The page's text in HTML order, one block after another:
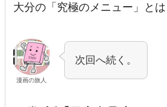
大分の「究極のメニュー」と
漫画の旅人
次回へ続く。